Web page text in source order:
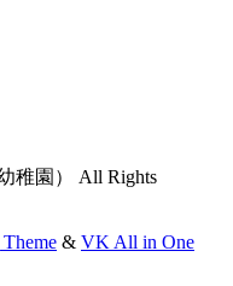
稚園） All Rights
& VK All in One